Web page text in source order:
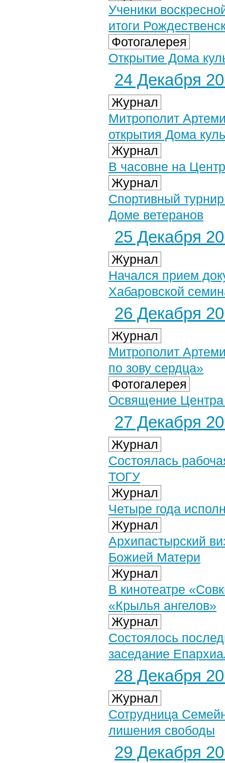
Ученики
итоги
Фотогалерея
Открытие Дома
24 Декабря
Журнал
Митрополит
открытия Дома
Журнал
В часовне на
Журнал
Спортивный
Доме ветеранов
25 Декабря
Журнал
Начался прием
Хабаровской
26 Декабря
Журнал
Митрополит
по зову сердца»
Фотогалерея
Освящение
27 Декабря
Журнал
Состоялась
ТОГУ
Журнал
Четыре года
Журнал
Архипастырский
Божией Матери
Журнал
В кинотеатре
«Крылья ангелов»
Журнал
Состоялось
заседание
28 Декабря
Журнал
Сотрудница
лишения свободы
29 Декабря